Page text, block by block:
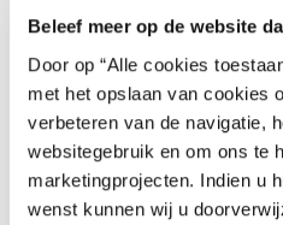
Beleef meer op de website
Door op “Alle cookies
met het opslaan van cookies
verbeteren van de navigatie,
websitegebruik en om ons te
marketingprojecten. Indien u
wenst kunnen wij u